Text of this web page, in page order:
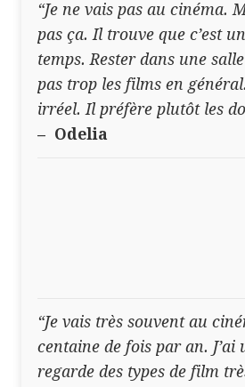
“Je ne vais pas au cinéma.
pas ça. Il trouve que c’est
temps. Rester dans une
pas trop les films en
irréel. Il préfère plutôt les
– Odelia
“Je vais très souvent au
centaine de fois par an. J’ai
regarde des types de film